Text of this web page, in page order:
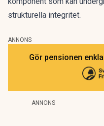
strukturella integritet.
ANNONS
Gör pensionen
ANNONS